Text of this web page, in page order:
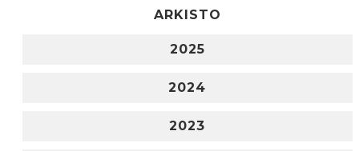
ARKISTO
2025
2024
2023